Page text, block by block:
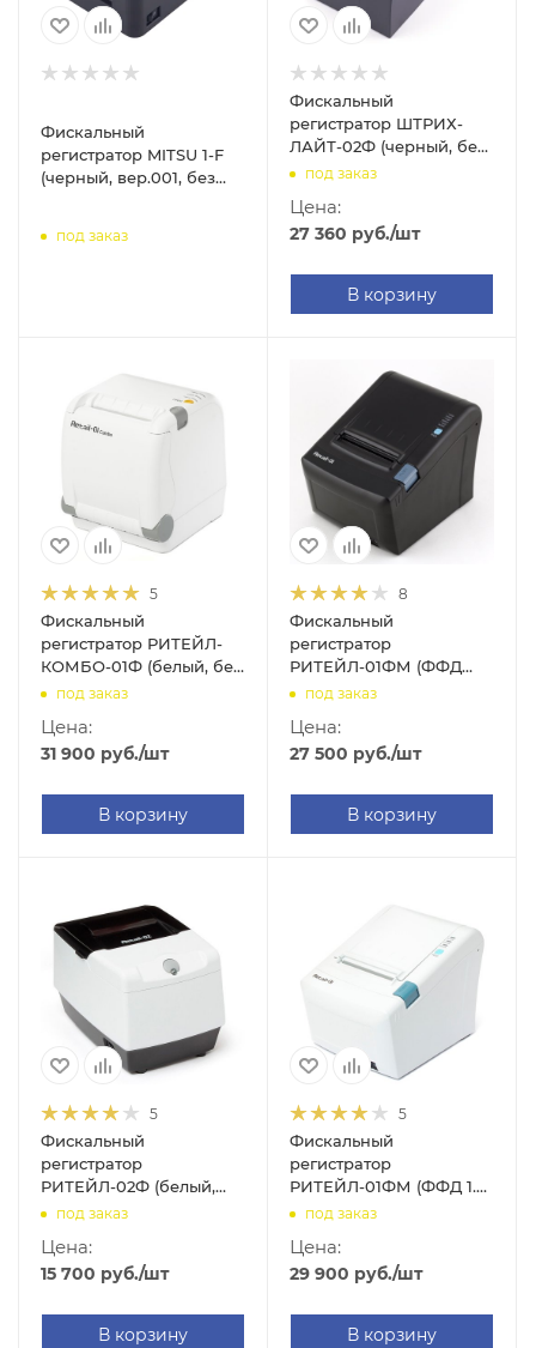
Фискальный
регистратор MITSU 1-F
(черный, вер.001, без
под заказ
Фискальный
регистратор ШТРИХ-
ЛАЙТ-02Ф (черный, без
ФН, USB/RS-
под заказ
Цена:
27 360 руб./шт
В корзину
5
Фискальный
регистратор РИТЕЙЛ-
КОМБО-01Ф (белый, без
ФН, USB, RS-232,
под заказ
Цена:
31 900 руб./шт
В корзину
8
Фискальный
регистратор
РИТЕЙЛ-01ФМ (ФФД
1.05 RS/USB/2LAN,
под заказ
Цена:
27 500 руб./шт
В корзину
5
Фискальный
регистратор
РИТЕЙЛ-02Ф (белый,
без ФН, USB, RS-232,
под заказ
Цена:
15 700 руб./шт
В корзину
5
Фискальный
регистратор
РИТЕЙЛ-01ФМ (ФФД 1.2
2LAN/HUB, белый, без
под заказ
Цена:
29 900 руб./шт
В корзину